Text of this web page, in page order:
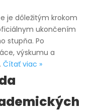
zrozumiteľne
je dôležitým krokom
ukončením
stupňa. Po
výskumu a
Čítať viac »Odovzdanie
všetko,